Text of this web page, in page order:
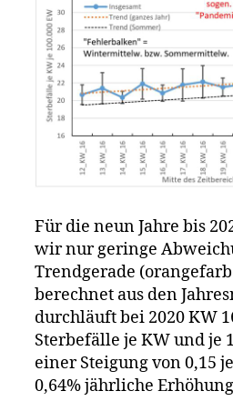
Für die neun Jahre bis
wir nur geringe
Trendgerade
berechnet aus den
durchläuft bei 2020 KW
Sterbefälle je KW und je
einer Steigung von 0,15
0,64% jährliche